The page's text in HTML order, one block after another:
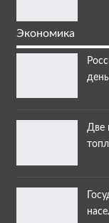
Экономика
Две